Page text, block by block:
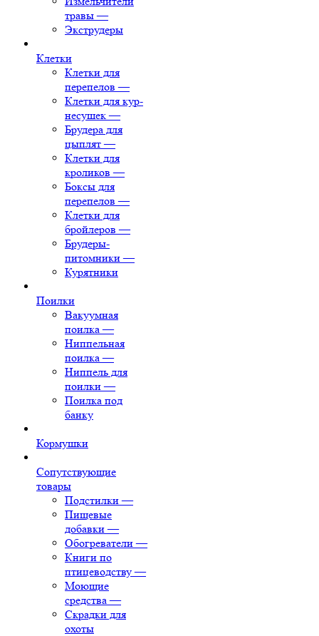
травы —
Экструдеры
Клетки
Клетки для
перепелов —
Клетки для кур-
несушек —
Брудера для
цыплят —
Клетки для
кроликов —
Боксы для
перепелов —
Клетки для
бройлеров —
Брудеры-
питомники —
Курятники
Поилки
Вакуумная
поилка —
Ниппельная
поилка —
Ниппель для
поилки —
Поилка под
банку
Кормушки
Сопутствующие
товары
Подстилки —
Пищевые
добавки —
Обогреватели —
Книги по
птицеводству —
Моющие
средства —
Скрадки для
охоты